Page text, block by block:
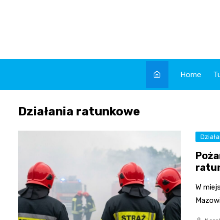
Home
Działania ratunkowe
W